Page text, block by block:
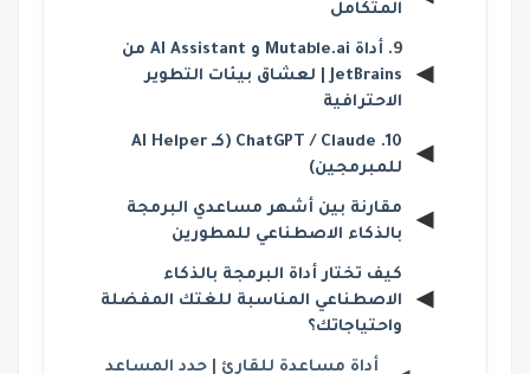
المتكامل
9. أداة Mutable.ai و AI Assistant من
JetBrains | لعشاق بيئات التطوير
الاحترافية
10. ChatGPT / Claude (كـ AI Helper
للمبرمجين)
مقارنة بين أشهر مساعدي البرمجة
بالذكاء الاصطناعي للمطورين
كيف تختار أداة البرمجة بالذكاء
الاصطناعي المناسبة للغتك المفضلة
واحتياجاتك؟
أداة مساعدة للقارئ | حدد المساعد